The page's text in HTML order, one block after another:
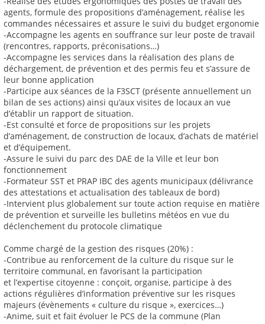
agents, formule des propositions d’aménagement, réalise les
commandes nécessaires et assure le suivi du budget ergonomie
-Accompagne les agents en souffrance sur leur poste de travail
(rencontres, rapports, préconisations…)
-Accompagne les services dans la réalisation des plans de
déchargement, de prévention et des permis feu et s’assure de
leur bonne application
-Participe aux séances de la F3SCT (présente annuellement un
bilan de ses actions) ainsi qu’aux visites de locaux an vue
d’établir un rapport de situation.
-Est consulté et force de propositions sur les projets
d’aménagement, de construction de locaux, d’achats de matériel
et d’équipement.
-Assure le suivi du parc des DAE de la Ville et leur bon
fonctionnement
-Formateur SST et PRAP IBC des agents municipaux (délivrance
des attestations et actualisation des tableaux de bord)
-Intervient plus globalement sur toute action requise en matière
de prévention et surveille les bulletins météos en vue du
déclenchement du protocole climatique
Comme chargé de la gestion des risques (20%) :
-Contribue au renforcement de la culture du risque sur le
territoire communal, en favorisant la participation
et l’expertise citoyenne : conçoit, organise, participe à des
actions régulières d’information préventive sur les risques
majeurs (évènements « culture du risque », exercices…)
-Anime, suit et fait évoluer le PCS de la commune (Plan